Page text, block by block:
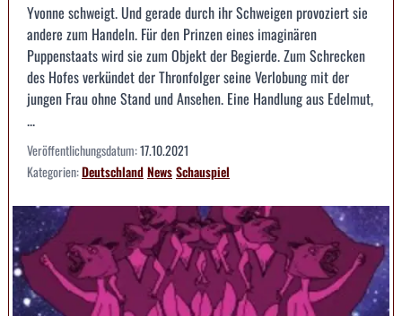
Yvonne schweigt. Und gerade durch ihr Schweigen provoziert sie
andere zum Handeln. Für den Prinzen eines imaginären
Puppenstaats wird sie zum Objekt der Begierde. Zum Schrecken
des Hofes verkündet der Thronfolger seine Verlobung mit der
jungen Frau ohne Stand und Ansehen. Eine Handlung aus Edelmut,
...
Veröffentlichungsdatum:17.10.2021
Kategorien:DeutschlandNewsSchauspiel